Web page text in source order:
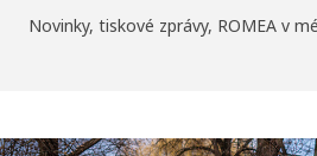
Novinky, tiskové zprávy, ROMEA v